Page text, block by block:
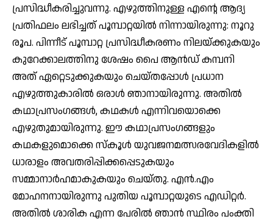
പ്രസിദ്ധീകരിച്ചുവന്നു. എഴുത്തിനുള്ള എന്റെ ആദ്യ
പ്രതിഫലം ലഭിച്ചത് പൂമ്പാറ്റയില്‍ നിന്നായിരുന്നു: നൂറു
രൂപ. പിന്നീട് പൂമ്പാറ്റ പ്രസിദ്ധീകരണം നിലയ്ക്കുകയും
കുറേക്കാലത്തിനു ശേഷം പൈ ആന്‍ഡ് കമ്പനി
അത് ഏറ്റെടുക്കുകയും ചെയ്തപ്പോള്‍ പ്രധാന
എഴുത്തുകാരില്‍ ഒരാള്‍ ഞാനായിരുന്നു. അതില്‍
കഥാപ്രസംഗങ്ങള്‍, കഥകള്‍ എന്നിവയൊക്കെ
എഴുതുമായിരുന്നു. ഈ കഥാപ്രസംഗങ്ങളും
കഥകളുമൊക്കെ സ്‌കൂള്‍ യുവജനമത്സരവേദികളില്‍
ധാരാളം അവതരിപ്പിക്കപ്പെടുകയും
സമ്മാനാര്‍ഹമാകുകയും ചെയ്തു. എന്‍.എം
മോഹനനായിരുന്നു പുതിയ പൂമ്പാറ്റയുടെ എഡിറ്റര്‍.
അതില്‍ ശാരിക എന്ന പേരില്‍ ഞാന്‍ സ്ഥിരം പംക്തി